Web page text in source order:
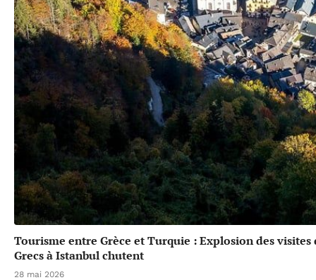
Tourisme entre Grèce et Turquie : Explosion des
Grecs à Istanbul chutent
28 mai 2026